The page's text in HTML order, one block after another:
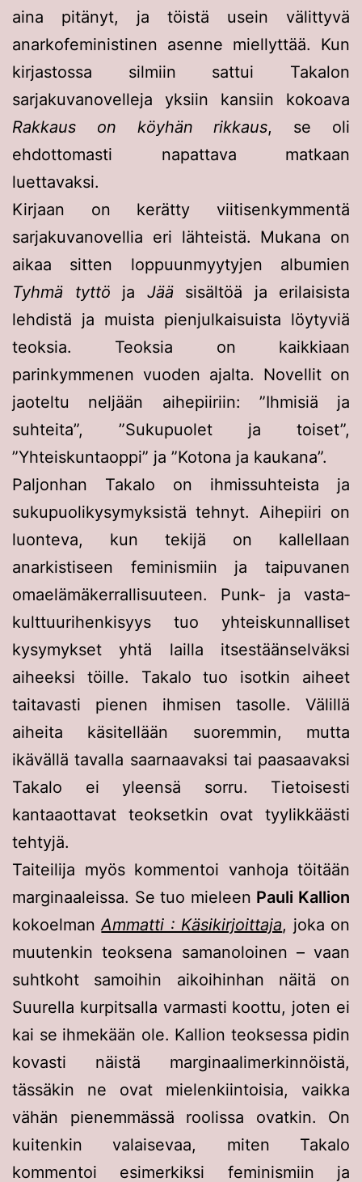
aina pitänyt, ja töistä usein välittyvä
anarkofeministinen asenne miellyttää. Kun
kirjastossa silmiin sattui Takalon
sarjakuvanovelleja yksiin kansiin kokoava
Rakkaus on köyhän rikkaus, se oli
ehdottomasti napattava matkaan
luettavaksi.
Kirjaan on kerätty viitisenkymmentä
sarjakuvanovellia eri lähteistä. Mukana on
aikaa sitten loppuunmyytyjen albumien
Tyhmä tyttö ja Jääsisältöä ja erilaisista
lehdistä ja muista pienjulkaisuista löytyviä
teoksia. Teoksia on kaikkiaan
parinkymmenen vuoden ajalta. Novellit on
jaoteltu neljään aihepiiriin: ”Ihmisiä ja
suhteita”, ”Sukupuolet ja toiset”,
”Yhteiskuntaoppi” ja ”Kotona ja kaukana”.
Paljonhan Takalo on ihmissuhteista ja
sukupuolikysymyksistä tehnyt. Aihepiiri on
luonteva, kun tekijä on kallellaan
anarkistiseen feminismiin ja taipuvanen
omaelämäkerrallisuuteen. Punk- ja vasta­
kulttuuri­henkisyys tuo yhteiskunnalliset
kysymykset yhtä lailla itsestään­selväksi
aiheeksi töille. Takalo tuo isotkin aiheet
taitavasti pienen ihmisen tasolle. Välillä
aiheita käsitellään suoremmin, mutta
ikävällä tavalla saarnaavaksi tai paasaavaksi
Takalo ei yleensä sorru. Tietoisesti
kantaaottavat teoksetkin ovat tyylikkäästi
tehtyjä.
Taiteilija myös kommentoi vanhoja töitään
marginaaleissa. Se tuo mieleen Pauli Kallion
kokoelmanAmmatti : Käsikirjoittaja, joka on
muutenkin teoksena samanoloinen – vaan
suhtkoht samoihin aikoihinhan näitä on
Suurella kurpitsalla varmasti koottu, joten ei
kai se ihmekään ole. Kallion teoksessa pidin
kovasti näistä marginaali­merkinnöistä,
tässäkin ne ovat mielenkiintoisia, vaikka
vähän pienemmässä roolissa ovatkin. On
kuitenkin valaisevaa, miten Takalo
kommentoi esimerkiksi feminismiin ja